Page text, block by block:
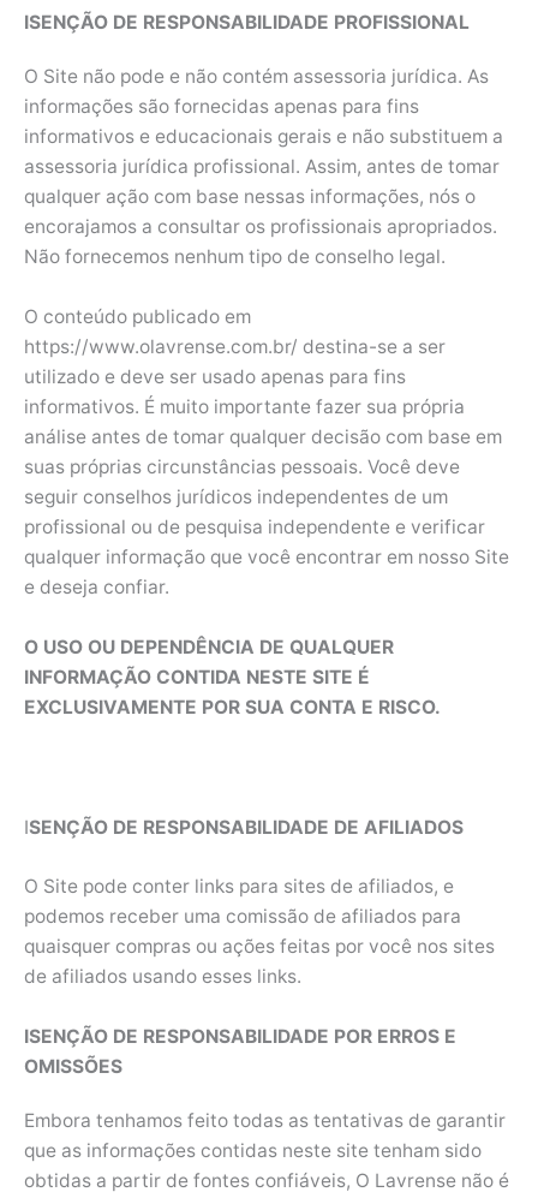
ISENÇÃO DE RESPONSABILIDADE PROFISSIONAL
O Site não pode e não contém assessoria jurídica. As
informações são fornecidas apenas para fins
informativos e educacionais gerais e não substituem a
assessoria jurídica profissional. Assim, antes de tomar
qualquer ação com base nessas informações, nós o
encorajamos a consultar os profissionais apropriados.
Não fornecemos nenhum tipo de conselho legal.
O conteúdo publicado em
https://www.olavrense.com.br/ destina-se a ser
utilizado e deve ser usado apenas para fins
informativos. É muito importante fazer sua própria
análise antes de tomar qualquer decisão com base em
suas próprias circunstâncias pessoais. Você deve
seguir conselhos jurídicos independentes de um
profissional ou de pesquisa independente e verificar
qualquer informação que você encontrar em nosso Site
e deseja confiar.
O USO OU DEPENDÊNCIA DE QUALQUER
INFORMAÇÃO CONTIDA NESTE SITE É
EXCLUSIVAMENTE POR SUA CONTA E RISCO.
ISENÇÃO DE RESPONSABILIDADE DE AFILIADOS
O Site pode conter links para sites de afiliados, e
podemos receber uma comissão de afiliados para
quaisquer compras ou ações feitas por você nos sites
de afiliados usando esses links.
ISENÇÃO DE RESPONSABILIDADE POR ERROS E
OMISSÕES
Embora tenhamos feito todas as tentativas de garantir
que as informações contidas neste site tenham sido
obtidas a partir de fontes confiáveis, O Lavrense não é